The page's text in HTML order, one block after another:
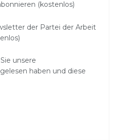
(kostenlos)
der Partei der Arbeit
unsere
gelesen haben und diese